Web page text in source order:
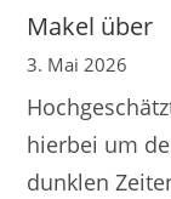
Makel über
3. Mai 2026
hierbei um
dunklen